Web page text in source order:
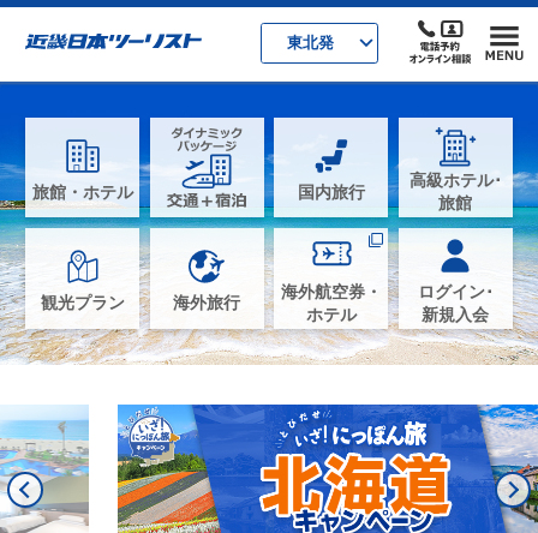
東北発
旅館・ホテル 国内旅行
高級ホテル･
旅館
観光プラン 海外旅行
海外航空券・
ホテル
ログイン･
新規入会